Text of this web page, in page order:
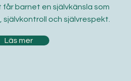
barnet en självkänsla som
självkontroll och självrespekt.
Läs mer